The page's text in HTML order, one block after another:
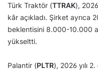
Türk Traktör (TTRAK),
kâr açıkladı. Şirket ayrıca
beklentisini 8.000-10.000
yükseltti.
Palantir (PLTR), 2026 yılı